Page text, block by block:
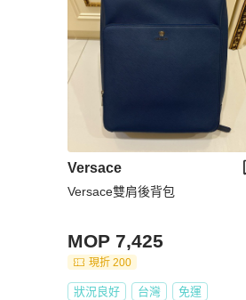
Versace
Versace雙肩後背包
MOP 7,425
現折 200
狀況良好 台灣 免運